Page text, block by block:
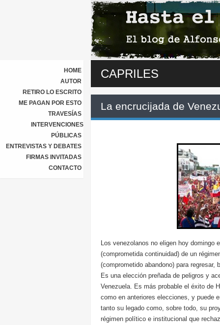
HOME
AUTOR
RETIRO LO ESCRITO
ME PAGAN POR ESTO
TRAVESÍAS
INTERVENCIONES
PÚBLICAS
ENTREVISTAS Y DEBATES
FIRMAS INVITADAS
CONTACTO
CAPRILES
La encrucijada de
Los venezolanos no eligen hoy domingo
(comprometida continuidad) de un
(comprometido abandono) para
Es una elección preñada de peligros y
Venezuela. Es más probable el éxito de
como en anteriores elecciones, y puede
tanto su legado como, sobre todo, su
régimen político e institucional que